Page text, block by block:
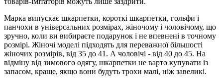
Марка випускає шкарпетки, короткі шкарпетки, гольфи і
панчохи в універсальних розмірах, жіночому і чоловічому, що
зручно, коли ви вибираєте подарунок і не впевнені в точному
розмірі. Жіночі моделі підходять для переважної більшості
жіночих розмірів, від 35 до 41. А чоловічі - від 40 до 45. На
відміну від зимового одягу, шкарпетки не варто купувати із
запасом, краще, якщо вони будуть трохи малі, ніж завеликі.